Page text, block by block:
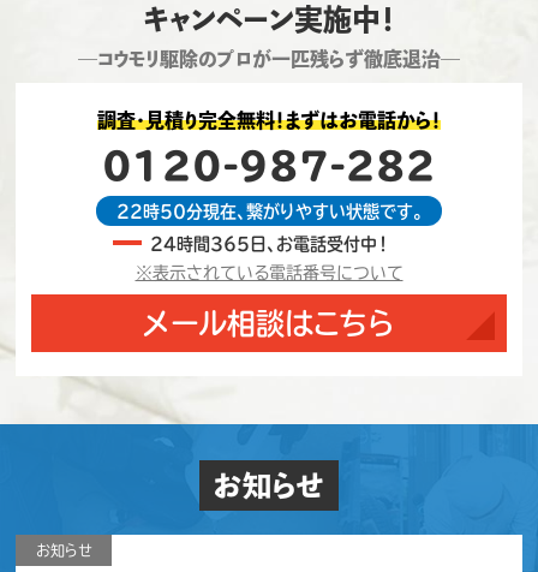
キャンペーン実施中！
―コウモリ駆除のプロが一匹残らず徹底退治―
調査・見積り完全無料！まずはお電話から！
0120-987-282
22時50分現在、繋がりやすい状態です。
24時間365日、お電話受付中！
※表示されている電話番号について
メール相談はこちら
お知らせ
お知らせ